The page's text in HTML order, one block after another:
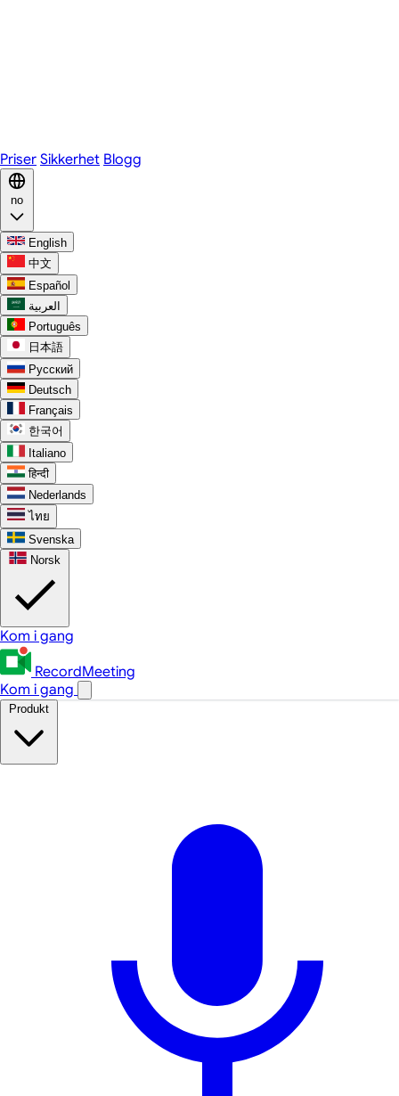
Priser Sikkerhet Blogg
no
English
中文
Español
العربية
Português
日本語
Русский
Deutsch
Français
한국어
Italiano
हिन्दी
Nederlands
ไทย
Svenska
Norsk
Kom i gang
RecordMeeting
Kom i gang